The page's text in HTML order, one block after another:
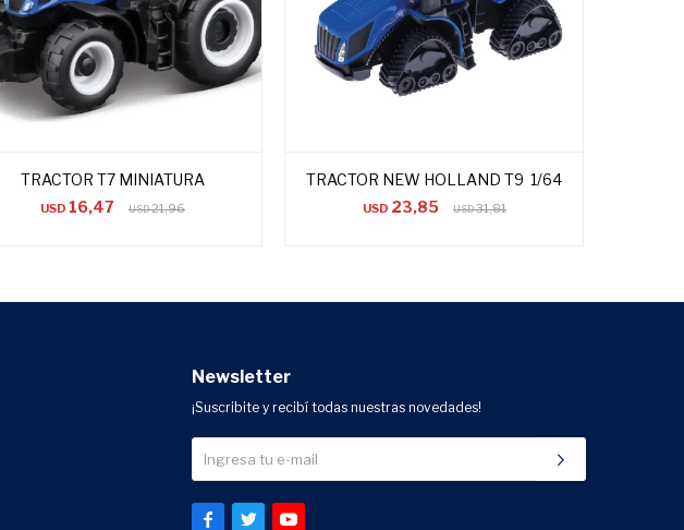
TRACTOR T7 MINIATURA
USD 16,47 USD21,96
TRACTOR NEW HOLLAND T9 1/64
USD 23,85 USD31,81
Newsletter
¡Suscribite y recibí todas nuestras novedades!
  